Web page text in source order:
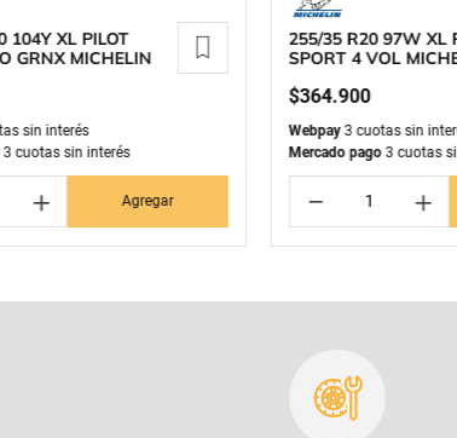
104Y XL PILOT
GRNX MICHELIN
sin interés
3 cuotas sin interés
＋ Agregar
255/35 R20 97W XL
SPORT 4 VOL
$364.900
Webpay3 cuotas sin
Mercado pago3 cuotas
＋
－